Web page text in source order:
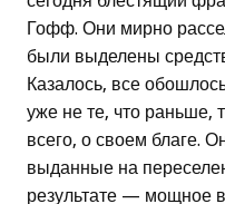
Гофф. Они мирно
были выделены
Казалось, все
уже не те, что раньше,
всего, о своем благе.
выданные на
результате — мощное